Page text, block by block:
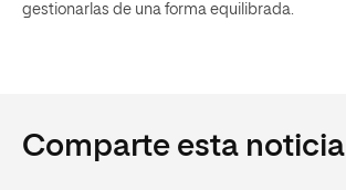
gestionarlas de una forma equilibrada.
Comparte esta noticia